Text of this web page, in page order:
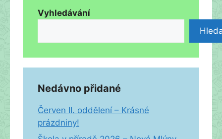
Vyhledávání
Nedávno přidané
Červen II. oddělení – Krásné
prázdniny!